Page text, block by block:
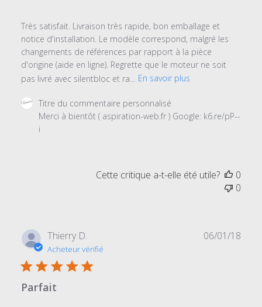
2020
Très satisfait. Livraison très rapide, bon emballage et
notice d'installation. Le modèle correspond, malgré les
changements de références par rapport à la pièce
d'origine (aide en ligne). Regrette que le moteur ne soit
pas livré avec silentbloc et ra...
En savoir plus
Commentaires
propriétaire
commentaire
personnalisé
le
Tue
Apr
Titre du commentaire personnalisé
Merci à bientôt ( aspiration-web.fr ) Google: k6.re/pP--
i
Cette critique a-t-elle été utile?
0
0
Thierry D.
Acheteur vérifié
Parfait
06/01/18